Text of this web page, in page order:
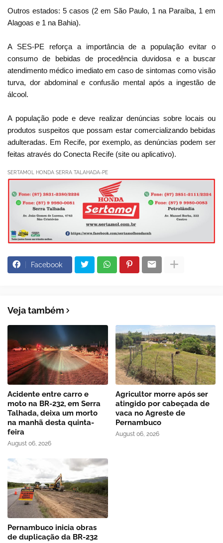
Outros estados: 5 casos (2 em São Paulo, 1 na Paraíba, 1 em
Alagoas e 1 na Bahia).
A SES-PE reforça a importância de a população evitar o
consumo de bebidas de procedência duvidosa e a buscar
atendimento médico imediato em caso de sintomas como visão
turva, dor abdominal e confusão mental após a ingestão de
álcool.
A população pode e deve realizar denúncias sobre locais ou
produtos suspeitos que possam estar comercializando bebidas
adulteradas. Em Recife, por exemplo, as denúncias podem ser
feitas através do Conecta Recife (site ou aplicativo).
SERTAMOL HONDA SERRA TALAHADA-PE
Facebook
Veja também
Acidente entre carro e
moto na BR-232, em Serra
Talhada, deixa um morto
na manhã desta quinta-
feira
August 06, 2026
Agricultor morre após ser
atingido por cabeçada de
vaca no Agreste de
Pernambuco
August 06, 2026
Pernambuco inicia obras
de duplicação da BR-232